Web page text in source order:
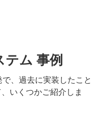
テム 事例
、過去に実装したこと
いくつかご紹介しま